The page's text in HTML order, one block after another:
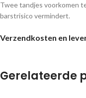
Twee tandjes voorkomen
barstrisico vermindert.
Verzendkosten en
Gerelateerde